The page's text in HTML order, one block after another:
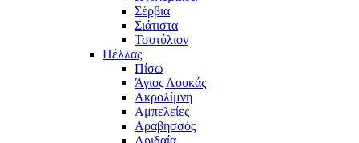
Σέρβια
Σιάτιστα
Τσοτύλιον
Πέλλας
Πίσω
Άγιος Λουκάς
Ακρολίμνη
Αμπελείες
Αραβησσός
Αριδαία